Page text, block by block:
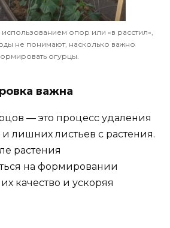
опор или «в расстил»,
не понимают, насколько важно
огурцы.
важна
— это процесс удаления
лишних листьев с растения.
растения
на формировании
качество и ускоряя